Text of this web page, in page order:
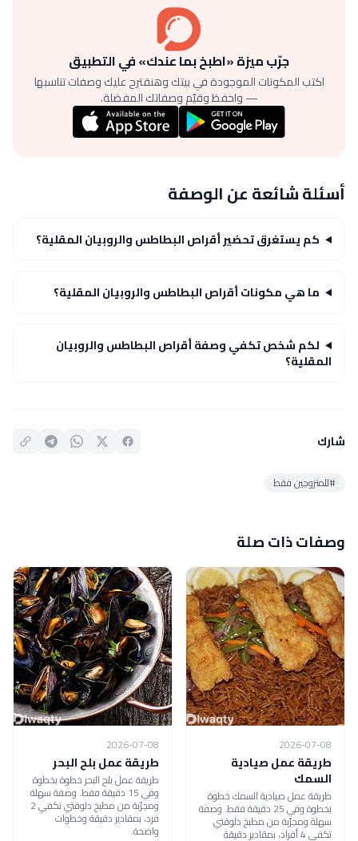
جرّب ميزة «اطبخ بما عندك» في التطبيق
اكتب المكونات الموجودة في بيتك وهنقترح عليك وصفات تناسبها
— واحفظ وقيّم وصفاتك المفضلة.
أسئلة شائعة عن الوصفة
كم يستغرق تحضير أقراص البطاطس والروبيان المقلية؟
ما هي مكونات أقراص البطاطس والروبيان المقلية؟
لكم شخص تكفي وصفة أقراص البطاطس والروبيان
المقلية؟
شارك
#للمتزوجين فقط
وصفات ذات صلة
2026-07-08
طريقة عمل صيادية
السمك
طريقة عمل صيادية السمك خطوة
بخطوة وفي 25 دقيقة فقط. وصفة
سهلة ومجرّبة من مطبخ دلوقتي
تكفي 4 أفراد، بمقادير دقيقة
2026-07-08
طريقة عمل بلح البحر
طريقة عمل بلح البحر خطوة بخطوة
وفي 15 دقيقة فقط. وصفة سهلة
ومجرّبة من مطبخ دلوقتي تكفي 2
فرد، بمقادير دقيقة وخطوات
واضحة.